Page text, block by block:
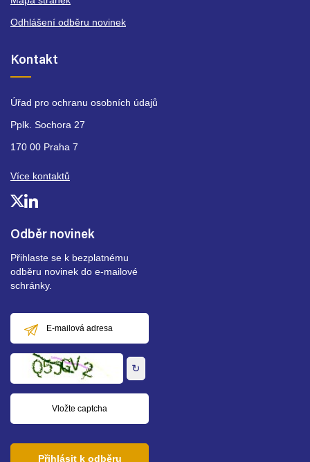
Odběr novinek
Přihlaste se k bezplatnému
odběru novinek do e-mailové
schránky.
mailová
adresa
↻
Přihlásit k odběru
Odhlášení odběru novinek
Kontakt
Úřad pro ochranu osobních údajů
Pplk. Sochora 27
170 00 Praha 7
Více kontaktů